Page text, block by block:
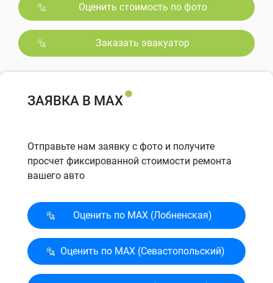
Оценить стоимость по фото
Заказать эвакуатор
ЗАЯВКА В MAX
Отправьте нам заявку с фото и получите
просчет фиксированной стоимости ремонта
вашего авто
Оценить по MAX (Лобненская)
Оценить по MAX (Севасто­польский)